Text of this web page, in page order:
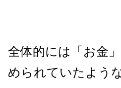
全体的には「お金
められていたよう